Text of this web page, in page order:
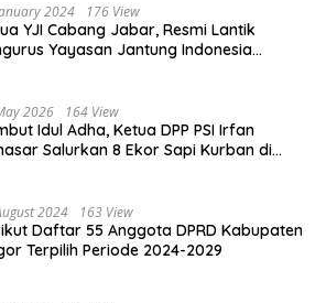
2024 176 View
YJI Cabang Jabar, Resmi Lantik
Yayasan Jantung Indonesia
2026 164 View
Idul Adha, Ketua DPP PSI Irfan
Salurkan 8 Ekor Sapi Kurban di
2024 163 View
Daftar 55 Anggota DPRD Kabupaten
Terpilih Periode 2024-2029